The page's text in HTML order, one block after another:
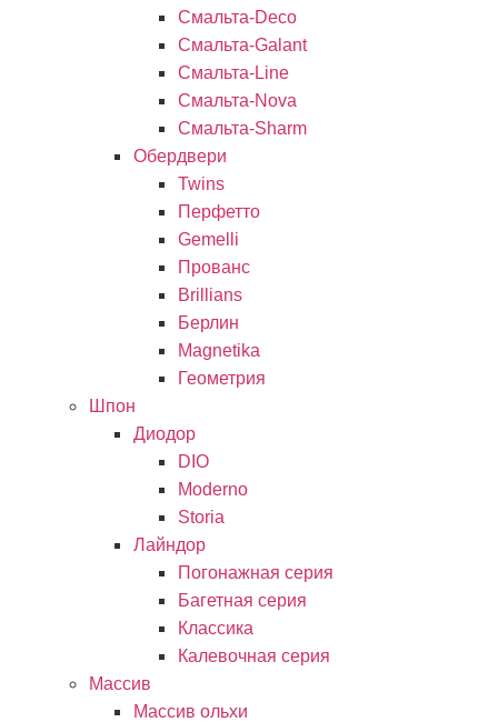
Смальта-Deco
Смальта-Galant
Смальта-Line
Смальта-Nova
Смальта-Sharm
Обердвери
Twins
Перфетто
Gemelli
Прованс
Brillians
Берлин
Magnetika
Геометрия
Шпон
Диодор
DIO
Moderno
Storia
Лайндор
Погонажная серия
Багетная серия
Классика
Калевочная серия
Массив
Массив ольхи